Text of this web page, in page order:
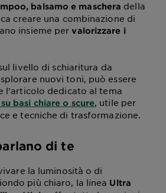
balsamo e maschera della
creare una combinazione di
insieme pervalorizzare i
livello di schiaritura da
nuovi toni, può essere
l’articolo dedicato al tema
basi chiare o scure, utile per
e tecniche di trasformazione.
di te
la luminosità o di
più chiaro, la linea Ultra